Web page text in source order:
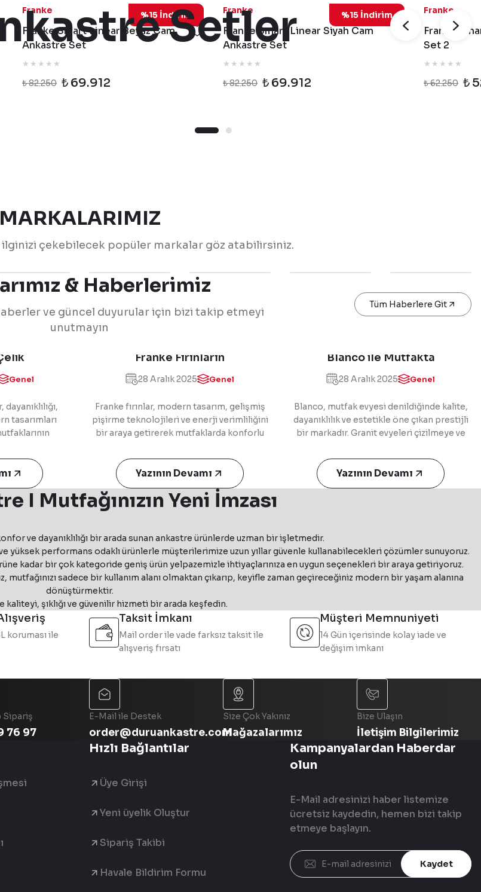
Setler
%15 İndirim
Franke BeyazCamSet
Franke Smart Linear Beyaz Cam
Ankastre Set
₺ 82.250 ₺ 69.912
%15 İndirim
Franke SiyahCamSet1
Franke Smart Linear Siyah Cam
Ankastre Set
₺ 82.250 ₺ 69.912
Franke
Franke
Set 2
₺ 62.250 ₺
MARKALARIMIZ
çekebilecek popüler markalar göz atabilirsiniz.
& Haberlerimiz
ve güncel duyurular için bizi takip etmeyi
unutmayın
Tüm Haberlere Git
Genel
tasarımları
yapısı ve
öne çıkan bu
hem de
ve haftalık
çözümleri
bir tercih
tasarımlı
estetik
konforunu
Franke Fırınların
Avantajları ve
Kullanım Özellikleri
28 Aralık 2025 Genel
Franke fırınlar, modern tasarım, gelişmiş
pişirme teknolojileri ve enerji verimliliğini
bir araya getirerek mutfaklarda konforlu
sistemleri, kolay temizlenebilir yapısı ve
güvenlik özellikleri sayesinde hem
profesyonel hem ev kullanıcılarının
ihtiyaçlarını karşılar. Şık tasarımı ve yüksek
performansıyla öne çıkan Franke fırınlar,
arasında yer almaktadır.
Yazının Devamı
Blanco ile Mutfakta
Güçlü Tasarım,
Kusursuz Kullanım
28 Aralık 2025 Genel
Blanco, mutfak evyesi denildiğinde kalite,
dayanıklılık ve estetikle öne çıkan prestijli
bir markadır. Granit evyeleri çizilmeye ve
kullanım sunarken, modern ve şık bir
görünüm sağlar. Çelik evyeler ise hijyenik,
paslanmaz ve darbelere karşı dayanıklı
Blanco ürünleri, Duru Ankastre’de geniş
ürün yelpazesi, avantajlı fiyatlar ve güvenilir
müşteri desteğiyle kullanıcılarla
buluşmaktadır.
Yazının Devamı
I Mutfağınızın Yeni İmzası
ve dayanıklılığı bir arada sunan ankastre ürünlerde uzman bir işletmedir.
yüksek performans odaklı ürünlerle müşterilerimize uzun yıllar güvenle kullanabilecekleri çözümler sunuyoruz.
kadar bir çok kategoride geniş ürün yelpazemizle ihtiyaçlarınıza en uygun seçenekleri bir araya getiriyoruz.
mutfağınızı sadece bir kullanım alanı olmaktan çıkarıp, keyifle zaman geçireceğiniz modern bir yaşam alanına
dönüştürmektir.
kaliteyi, şıklığı ve güvenilir hizmeti bir arada keşfedin.
koruması ile
Taksit İmkanı
Mail order ile vade farksız taksit ile
alışveriş fırsatı
Müşteri Memnuniyeti
14 Gün içerisinde kolay iade ve
değişim imkanı
Sipariş
76 97
E-Mail ile Destek
order@duruankastre.com
Size Çok Yakınız
Mağazalarımız
Bize Ulaşın
İletişim Bilgilerimiz
Hızlı Bağlantılar
Üye Girişi
Yeni üyelik Oluştur
Sipariş Takibi
Havale Bildirim Formu
Kampanyalardan Haberdar
olun
E-Mail adresinizi haber listemize
ücretsiz kaydedin, hemen bizi takip
etmeye başlayın.
Kaydet